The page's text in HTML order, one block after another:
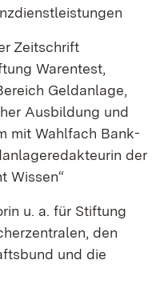
Zeitschrift
Warentest,
Geldanlage,
Ausbildung und
mit Wahlfach Bank-
der
Wissen“
u. a. für Stiftung
den
und die